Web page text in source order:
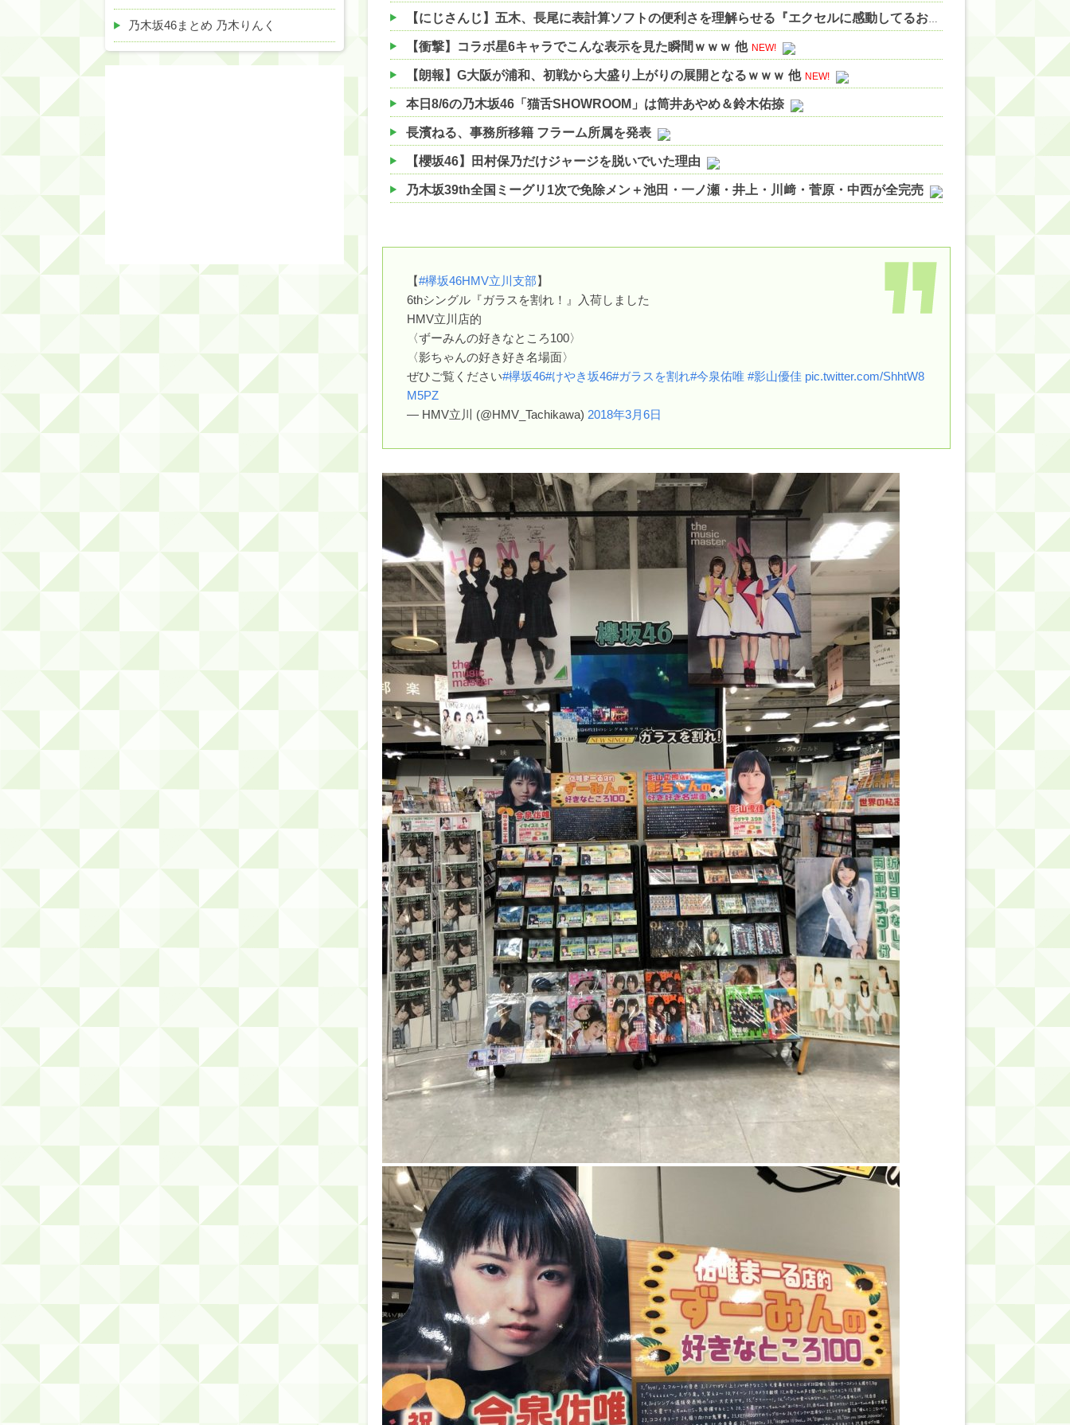
【にじさんじ】五木、長尾に表計算ソフトの便利さを理解らせる『エクセルに感動してるおじさん見てなんか感動する』 他
【衝撃】コラボ星6キャラでこんな表示を見た瞬間ｗｗｗ 他 NEW!
【朗報】G大阪が浦和、初戦から大盛り上がりの展開となるｗｗｗ 他 NEW!
本日8/6の乃木坂46「猫舌SHOWROOM」は筒井あやめ＆鈴木佑捺
長濱ねる、事務所移籍 フラーム所属を発表
【櫻坂46】田村保乃だけジャージを脱いでいた理由
乃木坂39th全国ミーグリ1次で免除メン＋池田・一ノ瀬・井上・川﨑・菅原・中西が全完売
【櫻坂46】ミーグリで喧嘩！？山下瞳月、これはマジギレしてる
【日向坂46】この月、何かあるのか！？『お願いバッハ！』ミーグリ日程がこちら
【速報】中村麗乃ちゃんの思い出、挙げてけwwwwwwwwwww
【朗報】増田三莉音さんの生足wwwwwwwwwwww
【朗報】増田三莉音さんの生足wwwwwwwwwwww
【川﨑桜】まあ、でも筑駒は断れないだろ？
筒井あやめ、アレをチラリ。こういう偶然の方が官能的だよな？
Powered by livedoor 相互RSS
【#欅坂46HMV立川支部】
6thシングル『ガラスを割れ！』入荷しました
HMV立川店的
〈ずーみんの好きなところ100〉
〈影ちゃんの好き好き名場面〉
ぜひご覧ください#欅坂46#けやき坂46#ガラスを割れ#今泉佑唯 #影山優佳 pic.twitter.com/ShhtW8
M5PZ
— HMV立川 (@HMV_Tachikawa) 2018年3月6日
乃木坂46まとめ 乃木りんく